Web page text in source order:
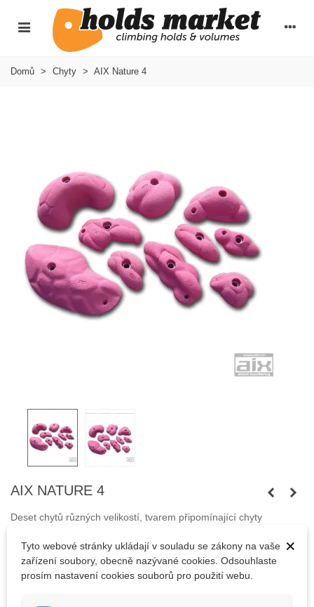
Domů > Chyty > AIX Nature 4
AIX NATURE 4
Deset chytů různých velikostí, tvarem připomínající chyty
pomocí šroubů M10 s válcovou hlavou.
Šrouby nejsou součástí balení.
×
Tyto webové stránky ukládají v souladu se zákony na vaše
zařízení soubory, obecně nazývané cookies. Odsouhlaste
prosím nastavení cookies souborů pro použití webu.